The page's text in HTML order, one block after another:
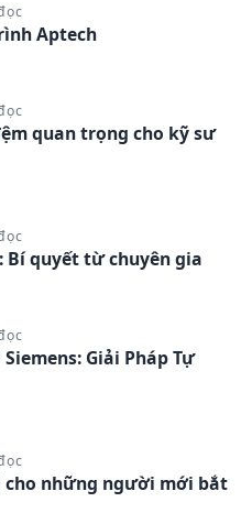
Aptech
quan trọng cho kỹ sư
Bí quyết từ chuyên gia
Giải Pháp Tự
cho những người mới bắt